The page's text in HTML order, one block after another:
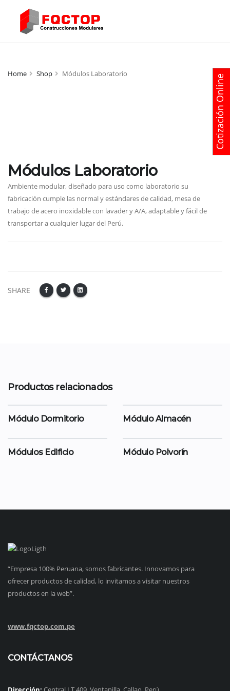
Home Shop Módulos Laboratorio
Módulos Laboratorio
Ambiente modular, diseñado para uso como laboratorio su
fabricación cumple las normal y estándares de calidad, mesa de
trabajo de acero inoxidable con lavader y A/A, adaptable y fácil de
transportar a cualquier lugar del Perú.
SHARE
Productos relacionados
Módulo Dormitorio Módulo Almacén
Módulos Edificio Módulo Polvorín
“Empresa 100% Peruana, somos fabricantes. Innovamos para
ofrecer productos de calidad, lo invitamos a visitar nuestros
productos en la web”.
www.fqctop.com.pe
CONTÁCTANOS
Cotización Online